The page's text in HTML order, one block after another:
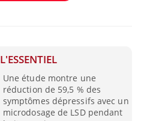
L'ESSENTIEL
Une étude montre une
réduction de 59,5 % des
symptômes dépressifs avec un
microdosage de LSD pendant